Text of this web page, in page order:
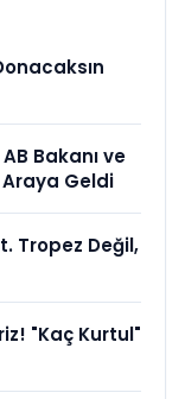
Bakanı ve
Araya Geldi
Tropez Değil,
"Kaç Kurtul"